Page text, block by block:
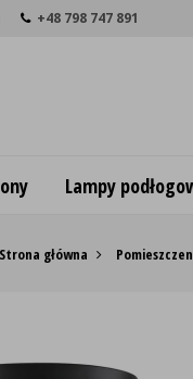
+48 798 747 891
Lampy
Strona główna